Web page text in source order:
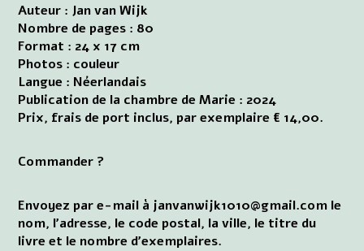
Auteur : Jan van Wijk
Nombre de pages : 80
Format : 24 x 17 cm
Photos : couleur
Langue : Néerlandais
Publication de la chambre de Marie : 2024
Prix, frais de port inclus, par exemplaire € 14,00.
Commander ?
Envoyez par e-mail à janvanwijk1010@gmail.com le
nom, l'adresse, le code postal, la ville, le titre du
livre et le nombre d'exemplaires.